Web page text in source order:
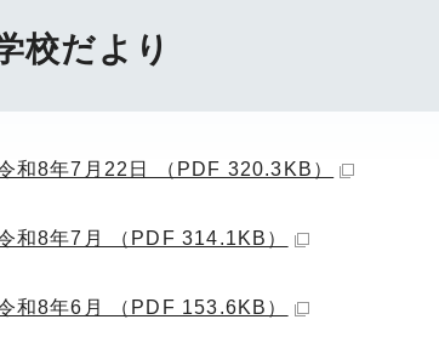
校だより
和8年7月22日 （PDF 320.3KB）
和8年7月 （PDF 314.1KB）
和8年6月 （PDF 153.6KB）